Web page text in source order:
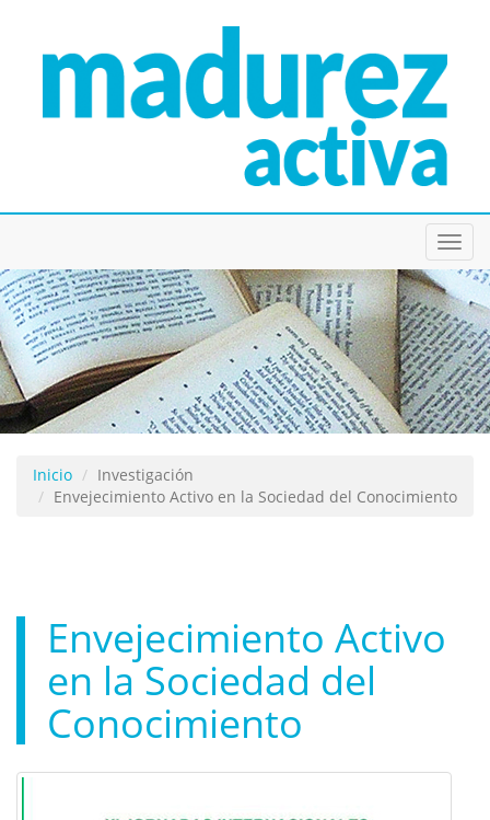
Inicio
Investigación
Envejecimiento Activo en la Sociedad del Conocimiento
Envejecimiento Activo
en la Sociedad del
Conocimiento